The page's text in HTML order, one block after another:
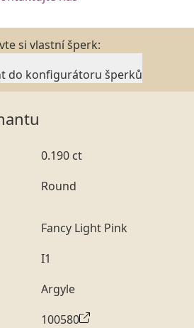
si vlastní šperk:
do konfigurátoru šperků
0.190 ct
Round
Fancy Light Pink
I1
Argyle
100580